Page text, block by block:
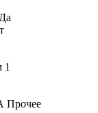
1
Прочее